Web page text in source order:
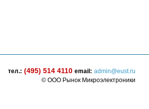
тел.: (495) 514 4110 email: admin@eust.ru
© ООО Рынок Микроэлектроники